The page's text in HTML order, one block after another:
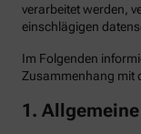
verarbeitet werden,
einschlägigen
Im Folgenden
Zusammenhang mit
1.